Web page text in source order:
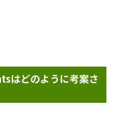
はどのように考案さ